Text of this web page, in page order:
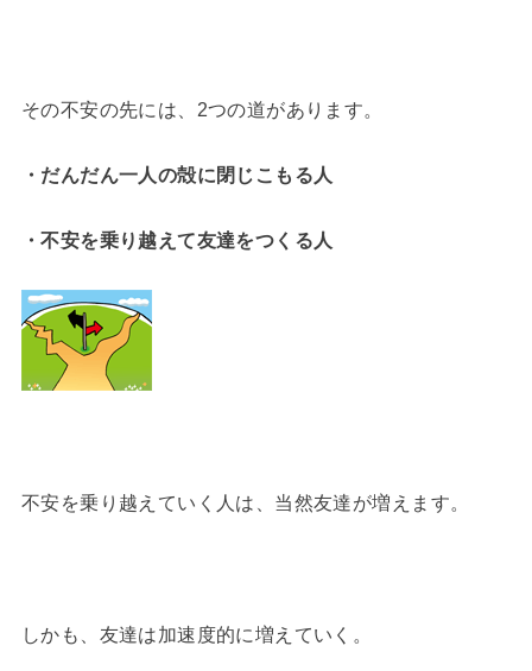
その不安の先には、2つの道があります。
・だんだん一人の殻に閉じこもる人
・不安を乗り越えて友達をつくる人
不安を乗り越えていく人は、当然友達が増えます。
しかも、友達は加速度的に増えていく。